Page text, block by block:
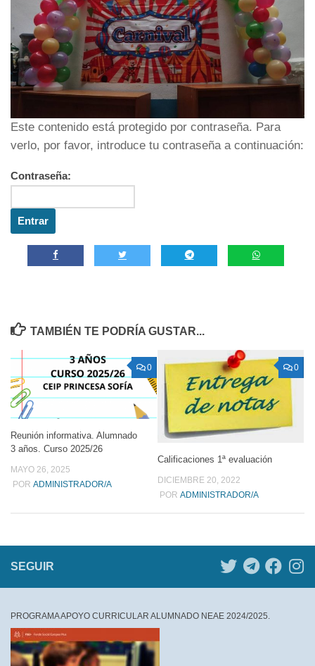
Este contenido está protegido por contraseña. Para
verlo, por favor, introduce tu contraseña a continuación:
Contraseña:
TAMBIÉN TE PODRÍA GUSTAR...
0
Reunión informativa. Alumnado
3 años. Curso 2025/26
MAYO 26, 2025
POR ADMINISTRADOR/A
0
Calificaciones 1ª evaluación
DICIEMBRE 20, 2022
POR ADMINISTRADOR/A
SEGUIR
PROGRAMA APOYO CURRICULAR ALUMNADO NEAE 2024/2025.